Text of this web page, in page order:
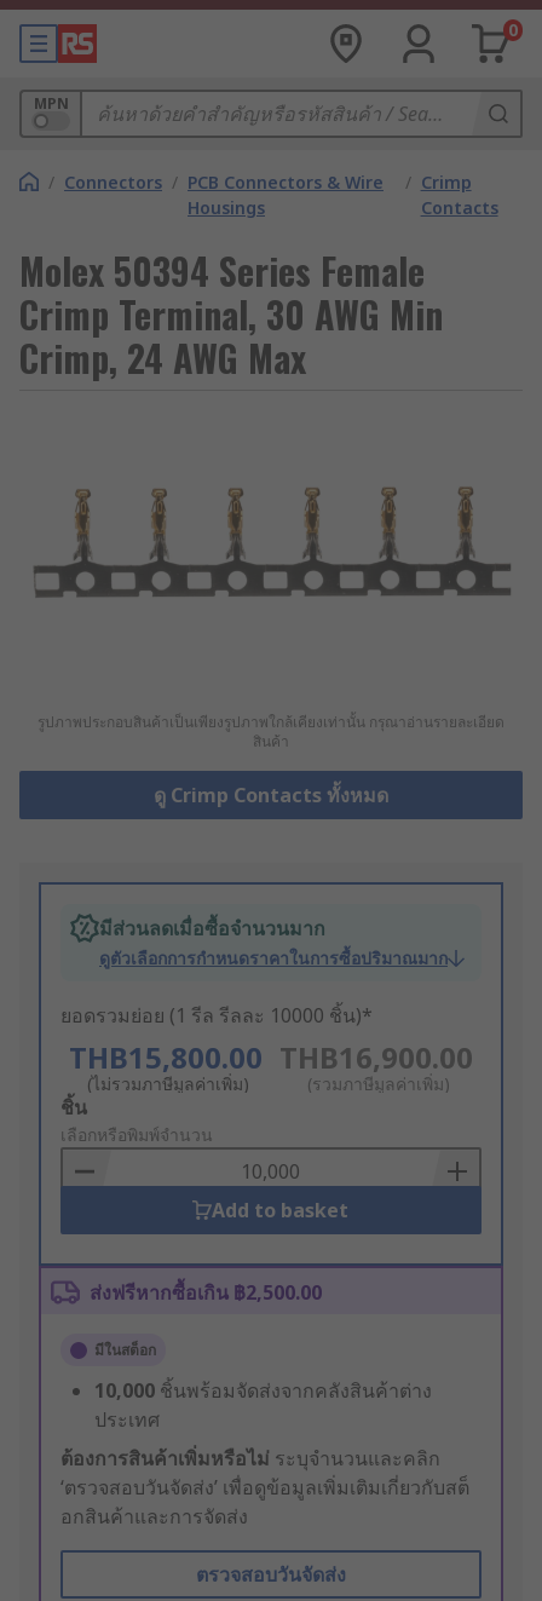
0
MPN
/ Connectors / PCB Connectors & Wire
Housings
/ Crimp
Contacts
Molex 50394 Series Female
Crimp Terminal, 30 AWG Min
Crimp, 24 AWG Max
รูปภาพประกอบสินค้าเป็นเพียงรูปภาพใกล้เคียงเท่านั้น กรุณาอ่านรายละเอียด
สินค้า
ดู Crimp Contacts ทั้งหมด
มีส่วนลดเมื่อซื้อจำนวนมาก
ดูตัวเลือกการกำหนดราคาในการซื้อปริมาณมาก
ยอดรวมย่อย (1 รีล รีลละ 10000 ชิ้น)*
THB15,800.00
(ไม่รวมภาษีมูลค่าเพิ่ม)
THB16,900.00
(รวมภาษีมูลค่าเพิ่ม)
Add
to
Basket
ชิ้น
เลือกหรือพิมพ์จำนวน
Add to basket
ส่งฟรีหากซื้อเกิน ฿2,500.00
มีในสต็อก
10,000 ชิ้นพร้อมจัดส่งจากคลังสินค้าต่าง
ประเทศ
ต้องการสินค้าเพิ่มหรือไม่ ระบุจำนวนและคลิก
‘ตรวจสอบวันจัดส่ง’ เพื่อดูข้อมูลเพิ่มเติมเกี่ยวกับสต็
อกสินค้าและการจัดส่ง
ตรวจสอบวันจัดส่ง